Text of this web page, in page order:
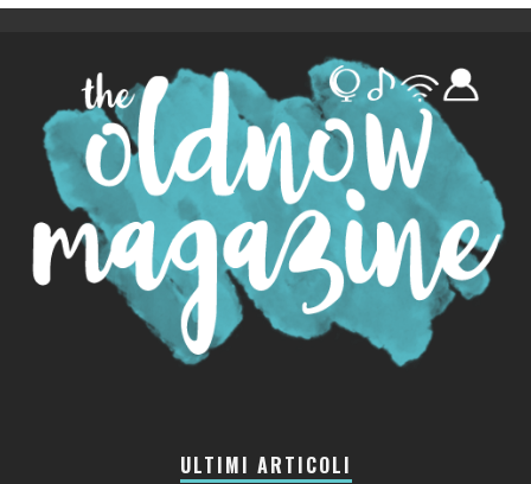
ULTIMI ARTICOLI